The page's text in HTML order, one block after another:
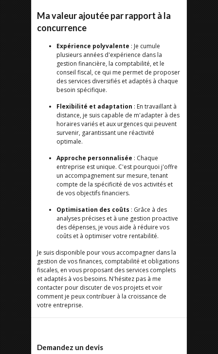
Ma valeur ajoutée par rapport à la
concurrence
Expérience polyvalente : Je cumule
plusieurs années d'expérience dans la
gestion financière, la comptabilité, et le
conseil fiscal, ce qui me permet de proposer
des services diversifiés et adaptés à chaque
besoin spécifique.
Flexibilité et adaptation : En travaillant à
distance, je suis capable de m'adapter à des
horaires variés et aux urgences qui peuvent
survenir, garantissant une réactivité
optimale.
Approche personnalisée : Chaque
entreprise est unique. C'est pourquoi j'offre
un accompagnement sur mesure, tenant
compte de la spécificité de vos activités et
de vos objectifs financiers.
Optimisation des coûts : Grâce à des
analyses précises et à une gestion proactive
des dépenses, je vous aide à réduire vos
coûts et à optimiser votre rentabilité.
Je suis disponible pour vous accompagner dans la
gestion de vos finances, comptabilité et obligations
fiscales, en vous proposant des services complets
et adaptés à vos besoins. N'hésitez pas à me
contacter pour discuter de vos projets et voir
comment je peux contribuer à la croissance de
votre entreprise.
Demandez un devis